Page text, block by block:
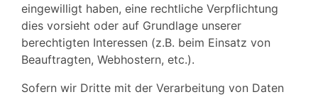
eingewilligt haben, eine rechtliche Verpflichtung
dies vorsieht oder auf Grundlage unserer
berechtigten Interessen (z.B. beim Einsatz von
Beauftragten, Webhostern, etc.).
Sofern wir Dritte mit der Verarbeitung von Daten